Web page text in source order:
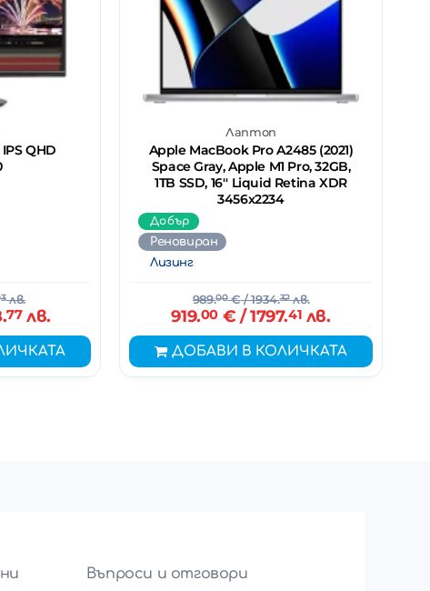
QHD
лв.
77лв.
Лаптоп
Apple MacBook Pro A2485 (2021)
Space Gray, Apple M1 Pro, 32GB,
1TB SSD, 16'' Liquid Retina XDR
3456x2234
Добър
Реновиран
Лизинг
989.00€/ 1934.32лв.
919.00€ / 1797.41 лв.
ДОБАВИ В КОЛИЧКАТА
Въпроси и отговори